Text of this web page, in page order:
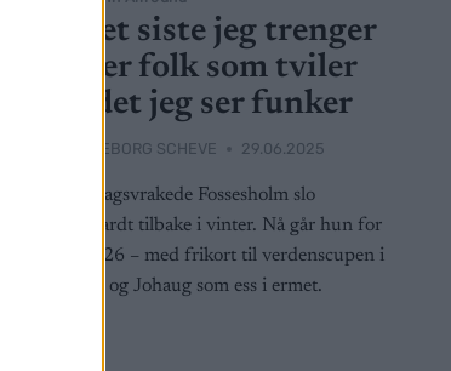
– Det siste jeg trenger
nå, er folk som tviler
på det jeg ser funker
INGEBORG SCHEVE 29.06.2025
Landslagsvrakede Fossesholm slo
knallhardt tilbake i vinter. Nå går hun for
OL 2026 – med frikort til verdenscupen i
lomma og Johaug som ess i ermet.